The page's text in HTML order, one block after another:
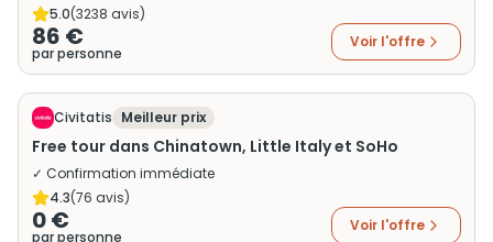
5.0(3238 avis)
86 €
par personne
Voir l'offre
Civitatis Meilleur prix
Free tour dans Chinatown, Little Italy et SoHo
✓ Confirmation immédiate
4.3(76 avis)
0 €
par personne
Voir l'offre